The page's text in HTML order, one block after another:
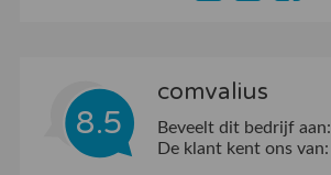
8.5
comvalius
Beveelt dit bedrijf aan:
De klant kent ons van: